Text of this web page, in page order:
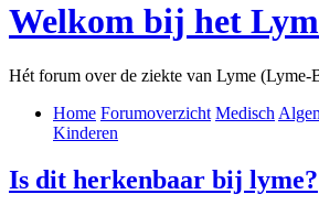
Welkom bij het
Hét forum over de ziekte van Lyme (Lyme-
Home Forumoverzicht Medisch
Kinderen
Is dit herkenbaar bij lyme?